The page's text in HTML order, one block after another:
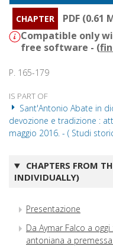
CHAPTER
PDF (0.61
Compatible only
free software - (
P. 165-179
IS PART OF
Sant'Antonio Abate in
devozione e tradizione :
maggio 2016. - ( Studi
CHAPTERS FROM
INDIVIDUALLY)
Presentazione
Da Aymar Falco a
antoniana a